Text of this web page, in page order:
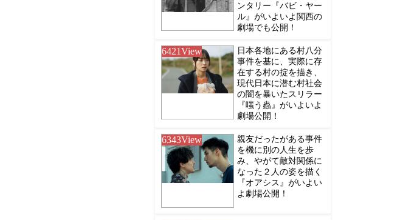
ンタリー『バビ・ヤー
ル』がいよいよ関西の
劇場でも公開！
6421View
日本各地にある村八分
事件を基に、実際に存
在する村の掟を描き、
現代日本に潜む村社会
の闇を暴いたスリラー
『嗤う蟲』がいよいよ
劇場公開！
6343View
親友だったがある事件
を機に別の人生を歩
み、やがて敵対関係に
なった２人の姿を描く
『オアシス』がいよい
よ劇場公開！